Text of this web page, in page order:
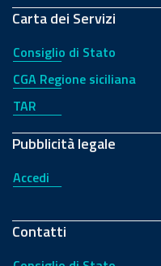
Carta dei Servizi
Consiglio di Stato
CGA Regione siciliana
TAR
Pubblicità legale
Accedi
Contatti